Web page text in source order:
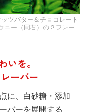
ツバター＆チョコレート
ニー（同右）の２フレー
いを。
ーバー
に、白砂糖・添加
バーを展開する